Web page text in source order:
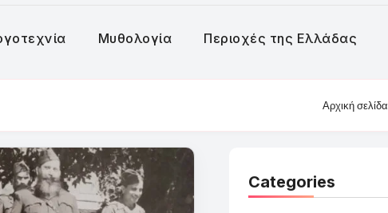
Μυθολογία Περιοχές της Ελλάδας
Αρχική σελίδα
Categories